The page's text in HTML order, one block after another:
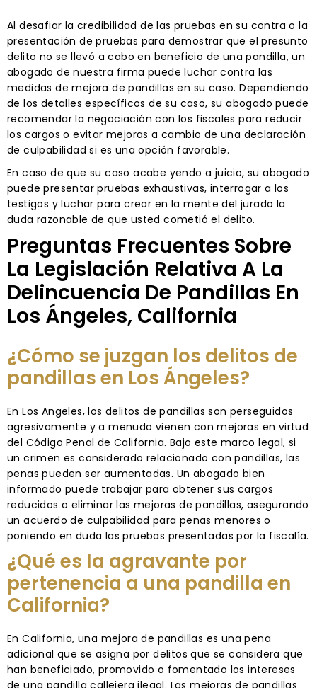
Al desafiar la credibilidad de las pruebas en su contra o la
presentación de pruebas para demostrar que el presunto
delito no se llevó a cabo en beneficio de una pandilla, un
abogado de nuestra firma puede luchar contra las
medidas de mejora de pandillas en su caso. Dependiendo
de los detalles específicos de su caso, su abogado puede
recomendar la negociación con los fiscales para reducir
los cargos o evitar mejoras a cambio de una declaración
de culpabilidad si es una opción favorable.
En caso de que su caso acabe yendo a juicio, su abogado
puede presentar pruebas exhaustivas, interrogar a los
testigos y luchar para crear en la mente del jurado la
duda razonable de que usted cometió el delito.
Preguntas Frecuentes Sobre
La Legislación Relativa A La
Delincuencia De Pandillas En
Los Ángeles, California
¿Cómo se juzgan los delitos de
pandillas en Los Ángeles?
En Los Angeles, los delitos de pandillas son perseguidos
agresivamente y a menudo vienen con mejoras en virtud
del Código Penal de California. Bajo este marco legal, si
un crimen es considerado relacionado con pandillas, las
penas pueden ser aumentadas. Un abogado bien
informado puede trabajar para obtener sus cargos
reducidos o eliminar las mejoras de pandillas, asegurando
un acuerdo de culpabilidad para penas menores o
poniendo en duda las pruebas presentadas por la fiscalía.
¿Qué es la agravante por
pertenencia a una pandilla en
California?
En California, una mejora de pandillas es una pena
adicional que se asigna por delitos que se considera que
han beneficiado, promovido o fomentado los intereses
de una pandilla callejera ilegal. Las mejoras de pandillas